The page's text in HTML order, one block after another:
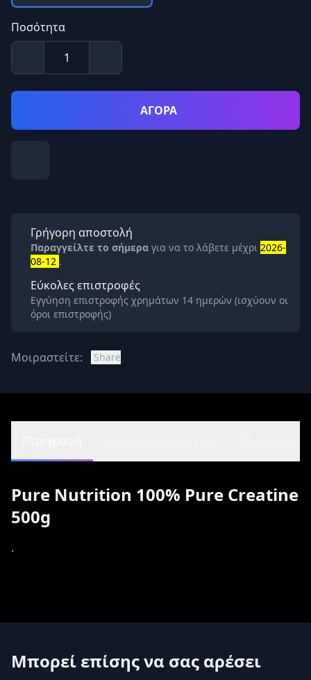
Ποσότητα
ΑΓΟΡΑ
Γρήγορη αποστολή
Παραγγείλτε το σήμερα για να το λάβετε μέχρι 2026-
08-12 .
Εύκολες επιστροφές
Εγγύηση επιστροφής χρημάτων 14 ημερών (ισχύουν οι
όροι επιστροφής)
Μοιραστείτε: Share
Pure Nutrition 100% Pure Creatine
500g
.
Μπορεί επίσης να σας αρέσει